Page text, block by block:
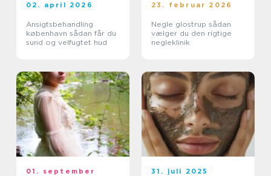
02. april 2026
Ansigtsbehandling
københavn sådan får du
sund og velfugtet hud
23. februar 2026
Negle glostrup sådan
vælger du den rigtige
negleklinik
01. september
31. juli 2025